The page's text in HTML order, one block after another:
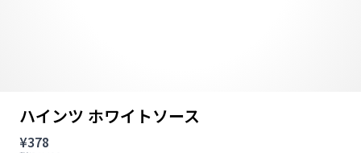
ハインツ ホワイトソース
¥378